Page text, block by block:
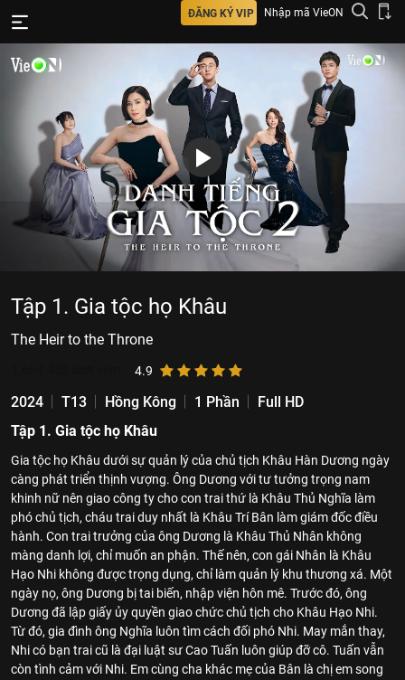
ĐĂNG KÝ VIP Nhập mã VieON
Tập 1. Gia tộc họ Khâu
The Heir to the Throne
4.9
2024 T13 Hồng Kông 1 Phần
Full HD
Tập 1. Gia tộc họ Khâu
Gia tộc họ Khâu dưới sự quản lý của chủ tịch Khâu Hàn Dương ngày
càng phát triển thịnh vượng. Ông Dương với tư tưởng trọng nam
khinh nữ nên giao công ty cho con trai thứ là Khâu Thủ Nghĩa làm
phó chủ tịch, cháu trai duy nhất là Khâu Trí Bân làm giám đốc điều
hành. Con trai trưởng của ông Dương là Khâu Thủ Nhân không
màng danh lợi, chỉ muốn an phận. Thế nên, con gái Nhân là Khâu
Hạo Nhi không được trọng dụng, chỉ làm quản lý khu thương xá. Một
ngày nọ, ông Dương bị tai biến, nhập viện hôn mê. Trước đó, ông
Dương đã lập giấy ủy quyền giao chức chủ tịch cho Khâu Hạo Nhi.
Từ đó, gia đình ông Nghĩa luôn tìm cách đối phó Nhi. May mắn thay,
Nhi có bạn trai cũ là đại luật sư Cao Tuấn luôn giúp đỡ cô. Tuấn vẫn
còn tình cảm với Nhi. Em cùng cha khác mẹ của Bân là chị em song